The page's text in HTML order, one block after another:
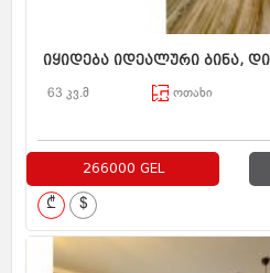
იყიდება იდეალური ბინა,
63 კვ.მ ოთახი
266000 GEL
₾ $